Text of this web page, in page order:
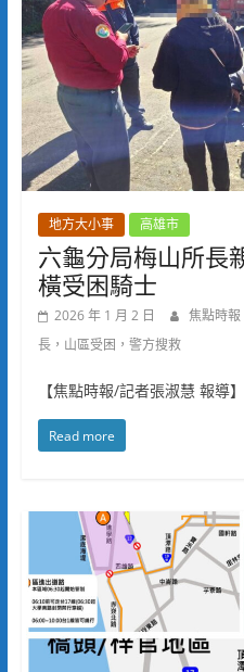
地方大小事 高雄市
六龜分局梅山所長
橫受困騎士
2026 年 1 月 2 日 焦點時報
長，山區受困，警方搜救
【焦點時報/記者張淑慧 報導
Read more